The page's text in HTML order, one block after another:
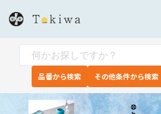
品番から検索 その他条件から検索